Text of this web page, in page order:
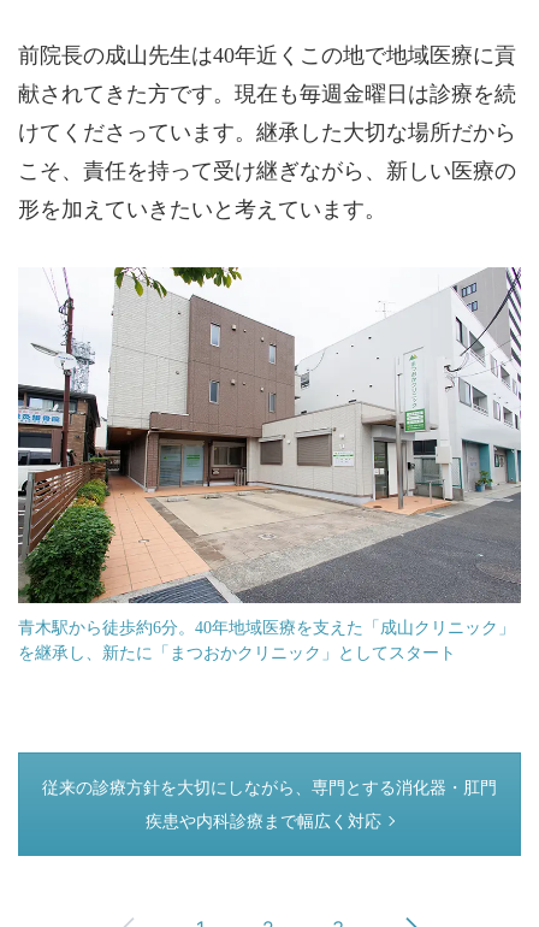
前院長の成山先生は40年近くこの地で地域医療に貢
献されてきた方です。現在も毎週金曜日は診療を続
けてくださっています。継承した大切な場所だから
こそ、責任を持って受け継ぎながら、新しい医療の
形を加えていきたいと考えています。
青木駅から徒歩約6分。40年地域医療を支えた「成山クリニック」
を継承し、新たに「まつおかクリニック」としてスタート
つぎのページ
従来の診療方針を大切にしながら、専門とする消化器・肛門
疾患や内科診療まで幅広く対応